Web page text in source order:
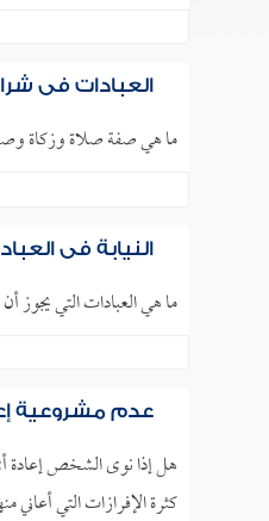
العبادات في
ما هي صفة صلاة وزكاة
النيابة في
ما هي العبادات التي يجوز
عدم مشروعية
هل إذا نوى الشخص إعادة
كثرة الإفرازات التي